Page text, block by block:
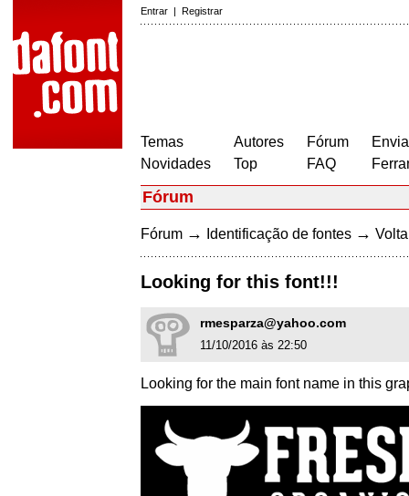
Entrar | Registrar
Temas
Novidades
Autores
Top
Fórum
FAQ
Fórum
Fórum → Identificação de fontes →
Looking for this font!!!
rmesparza@yahoo.com
11/10/2016 às 22:50
Looking for the main font name in this